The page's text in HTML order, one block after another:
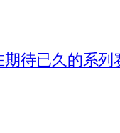
待​​已久的系